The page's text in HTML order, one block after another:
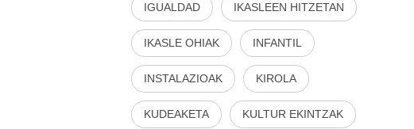
IGUALDAD IKASLEEN HITZETAN
IKASLE OHIAK INFANTIL
INSTALAZIOAK KIROLA
KUDEAKETA KULTUR EKINTZAK